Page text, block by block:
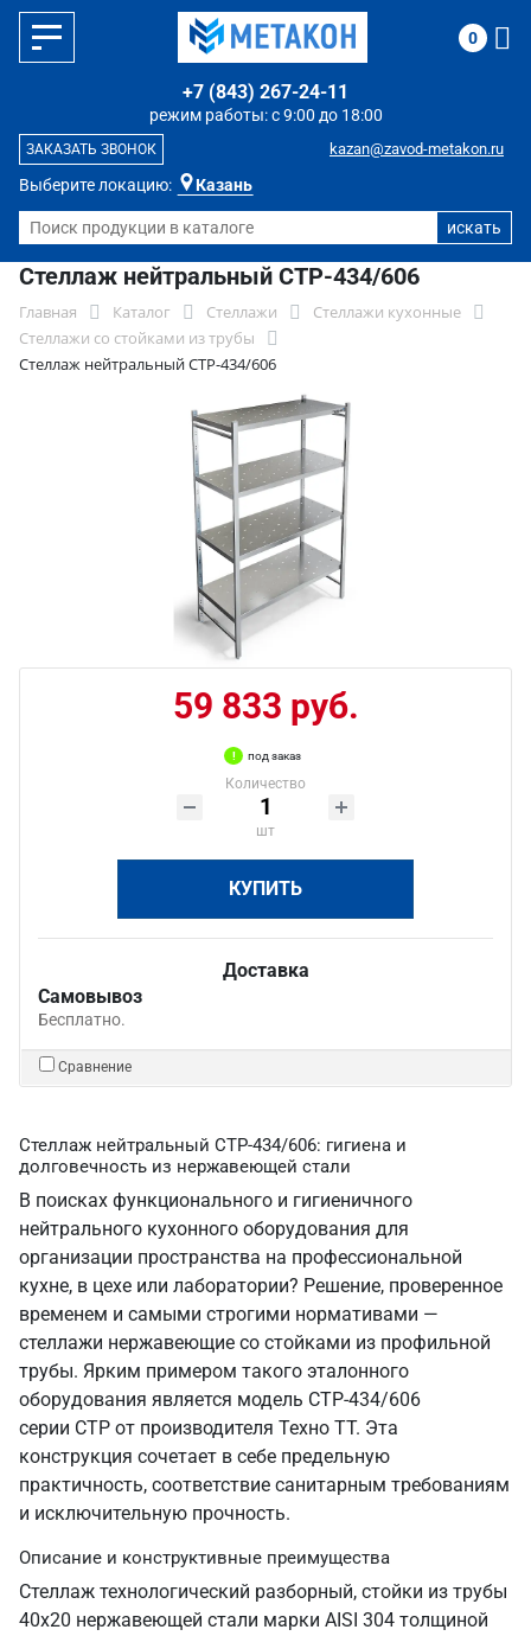
Выберите локацию: Казань
режим работы: с 9:00 до 18:00
+7 (843) 267-24-11
kazan@zavod-metakon.ru
ЗАКАЗАТЬ ЗВОНОК
0
Стеллаж нейтральный СТР-434/606
Главная Каталог Стеллажи
Стеллажи кухонные
Стеллажи со стойками из трубы
Стеллаж нейтральный СТР-434/606
59 833 руб.
под заказ
Количество
шт
КУПИТЬ
Доставка
Самовывоз
Бесплатно.
Сравнение
Стеллаж нейтральный СТР-434/606: гигиена и
долговечность из нержавеющей стали
В поисках функционального и гигиеничного
нейтрального кухонного оборудования для
организации пространства на профессиональной
кухне, в цехе или лаборатории? Решение, проверенное
временем и самыми строгими нормативами —
стеллажи нержавеющие со стойками из профильной
трубы. Ярким примером такого эталонного
оборудования является модель СТР-434/606
серии СТР от производителя Техно ТТ. Эта
конструкция сочетает в себе предельную
практичность, соответствие санитарным требованиям
и исключительную прочность.
Описание и конструктивные преимущества
Стеллаж технологический разборный, стойки из трубы
40х20 нержавеющей стали марки AISI 304 толщиной